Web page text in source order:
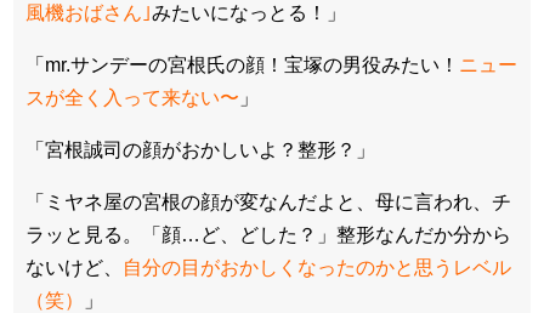
風機おばさん｣ みたいになっとる！」
「mr.サンデーの宮根氏の顔！宝塚の男役みたい！ ニュー
スが全く入って来ない〜 」
「宮根誠司の顔がおかしいよ？整形？」
「ミヤネ屋の宮根の顔が変なんだよと、母に言われ、チ
ラッと見る。「顔…ど、どした？」整形なんだか分から
ないけど、
自分の目がおかしくなったのかと思うレベル
（笑）
」